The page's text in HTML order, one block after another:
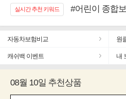
실시간 추천 키워드
#어린이 종합
#우리집 화재,
#추천골프보험
#무해지 건강보
#교통사고대
자동차보험비교 원
캐쉬백 이벤트 내
08월 10일 추천상품